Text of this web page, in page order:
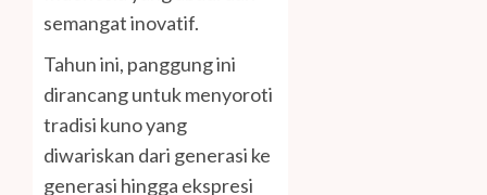
semangat inovatif.
Tahun ini, panggung ini
dirancang untuk menyoroti
tradisi kuno yang
diwariskan dari generasi ke
generasi hingga ekspresi